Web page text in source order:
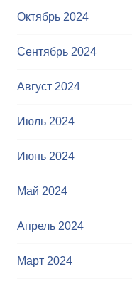
м
Октябрь 2024
Сентябрь 2024
Август 2024
Июль 2024
Июнь 2024
Май 2024
Апрель 2024
Март 2024